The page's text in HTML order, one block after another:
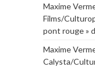
Maxime
Films/
pont rouge »
Maxime
Calysta/